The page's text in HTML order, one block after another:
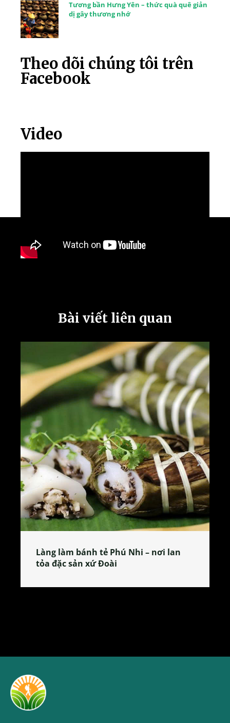
Tương bần Hưng Yên – thức quà quê giản
dị gây thương nhớ
Theo dõi chúng tôi trên
Facebook
Video
Bài viết liên quan
Làng làm bánh tẻ Phú Nhi – nơi lan
tỏa đặc sản xứ Đoài